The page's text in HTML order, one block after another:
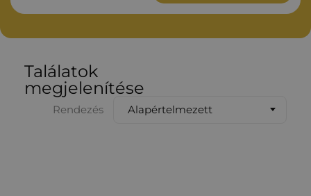
Találatok
megjelenítése
Rendezés Alapértelmezett